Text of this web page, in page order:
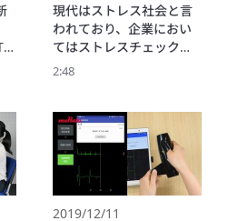
現代はストレス社会と言
われており、企業におい
てはストレスチェック制
度の義務化や健康経営な
疲労ストレス計はバイタ
ルデータによる自律神経
数値化とビックデータの
分析により、自律神経の
バランスと偏差値を示
し、客観的な評価が難し
2:48
2019/12/11